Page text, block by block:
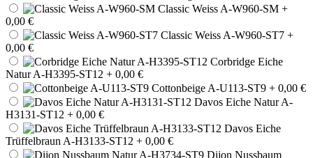
Classic Weiss A-W960-SM +
0,00 €
Classic Weiss A-W960-ST7 +
0,00 €
Corbridge Eiche
Natur A-H3395-ST12 + 0,00 €
Cottonbeige A-U113-ST9 + 0,00 €
Davos Eiche Natur A-
H3131-ST12 + 0,00 €
Davos Eiche
Trüffelbraun A-H3133-ST12 + 0,00 €
Dijon Nussbaum